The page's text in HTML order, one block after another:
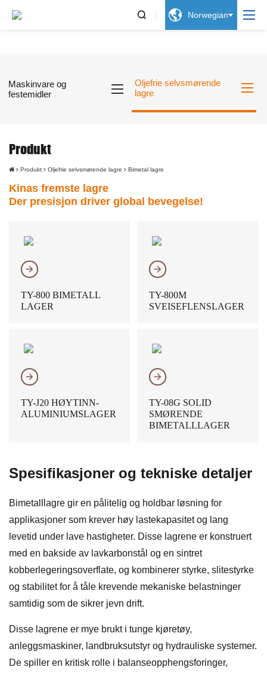
  Norwegian
Maskinvare og
festemidler
Oljefrie selvsmørende
lagre
Produkt
Produkt Oljefrie selvsmørende lagre Bimetal lagre
Kinas fremste lagre
Der presisjon driver global bevegelse!
𐃔
TY-800 BIMETALL
LAGER
𐃔
TY-800M
SVEISEFLENSLAGER
𐃔
TY-J20 HØYTINN-
ALUMINIUMSLAGER
𐃔
TY-08G SOLID
SMØRENDE
BIMETALLLAGER
Spesifikasjoner og tekniske detaljer
Bimetalllagre gir en pålitelig og holdbar løsning for
applikasjoner som krever høy lastekapasitet og lang
levetid under lave hastigheter. Disse lagrene er konstruert
med en bakside av lavkarbonstål og en sintret
kobberlegeringsoverflate, og kombinerer styrke, slitestyrke
og stabilitet for å tåle krevende mekaniske belastninger
samtidig som de sikrer jevn drift.
Disse lagrene er mye brukt i tunge kjøretøy,
anleggsmaskiner, landbruksutstyr og hydrauliske systemer.
De spiller en kritisk rolle i balanseopphengsforinger,